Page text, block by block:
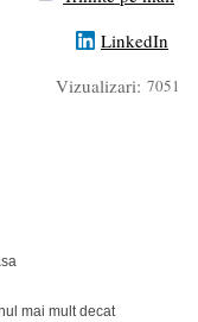
LinkedIn
Vizualizari: 7051
mai mult decat